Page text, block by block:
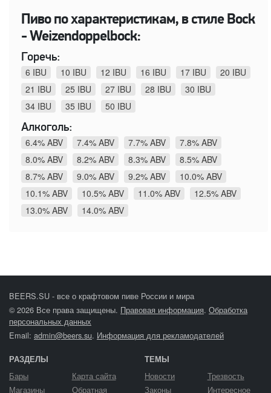
Пиво по характеристикам, в стиле Bock
- Weizendoppelbock:
Горечь:
6 IBU
10 IBU 12 IBU 16 IBU 17 IBU
20 IBU
21 IBU
25 IBU 27 IBU 28 IBU
30 IBU
34 IBU
35 IBU
50 IBU
Алкоголь:
6.4% ABV
7.4% ABV 7.7% ABV
7.8% ABV
8.0% ABV
8.2% ABV 8.3% ABV
8.5% ABV
8.7% ABV
9.0% ABV 9.2% ABV
10.0% ABV
10.1% ABV
10.5% ABV 11.0% ABV
12.5% ABV
13.0% ABV
14.0% ABV
BEERS.SU - все о крафтовом пиве России и мира
© 2026 Все права защищены. Правовая информация. Обработка
персональных данных
Email: admin@beers.su. Информация для рекламодателей
РАЗДЕЛЫ
Бары
Магазины
Карта сайта
Обратная
ТЕМЫ
Новости
Законы
Трезвость
Интересное